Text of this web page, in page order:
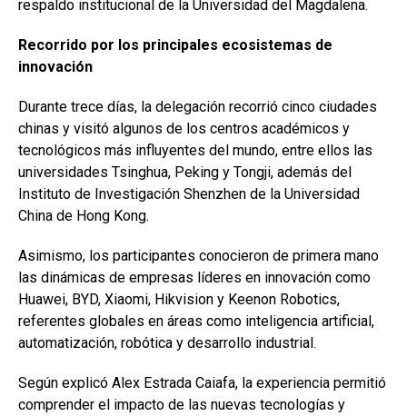
respaldo institucional de la Universidad del Magdalena.
Recorrido por los principales ecosistemas de
innovación
Durante trece días, la delegación recorrió cinco ciudades
chinas y visitó algunos de los centros académicos y
tecnológicos más influyentes del mundo, entre ellos las
universidades Tsinghua, Peking y Tongji, además del
Instituto de Investigación Shenzhen de la Universidad
China de Hong Kong.
Asimismo, los participantes conocieron de primera mano
las dinámicas de empresas líderes en innovación como
Huawei, BYD, Xiaomi, Hikvision y Keenon Robotics,
referentes globales en áreas como inteligencia artificial,
automatización, robótica y desarrollo industrial.
Según explicó Alex Estrada Caiafa, la experiencia permitió
comprender el impacto de las nuevas tecnologías y